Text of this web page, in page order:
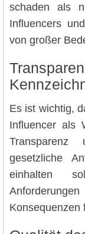
schaden als
Influencers
von großer
Es ist wichtig,
Influencer als
Transparenz
gesetzliche
einhalten
Konsequenzen